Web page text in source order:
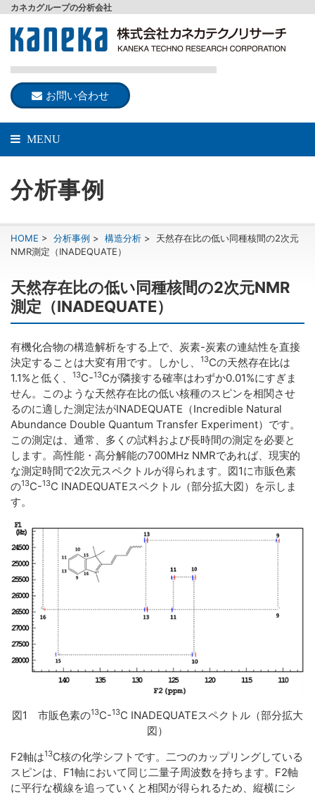
カネカグループの分析会社
お問い合わせ
MENU
分析事例
HOME > 分析事例 > 構造分析 >
天然存在比の低い同種核間の2次元
NMR測定（INADEQUATE）
天然存在比の低い同種核間の2次元NMR
測定（INADEQUATE）
有機化合物の構造解析をする上で、炭素-炭素の連結性を直接
決定することは大変有用です。しかし、
13Cの天然存在比は
1.1%と低く、
13C-13Cが隣接する確率はわずか0.01%にすぎま
せん。このような天然存在比の低い核種のスピンを相関させ
るのに適した測定法がINADEQUATE（Incredible Natural
Abundance Double Quantum Transfer Experiment）です。
この測定は、通常、多くの試料および長時間の測定を必要と
します。高性能・高分解能の700MHz NMRであれば、現実的
な測定時間で2次元スペクトルが得られます。図1に市販色素
の13C-13C INADEQUATEスペクトル（部分拡大図）を示しま
す。
図1 市販色素の13C-13C INADEQUATEスペクトル（部分拡大
図）
F2軸は13C核の化学シフトです。二つのカップリングしている
スピンは、F1軸において同じ二量子周波数を持ちます。F2軸
に平行な横線を追っていくと相関が得られるため、縦横にシ